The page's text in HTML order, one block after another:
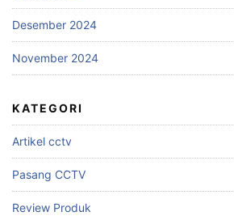
Desember 2024
November 2024
KATEGORI
Artikel cctv
Pasang CCTV
Review Produk